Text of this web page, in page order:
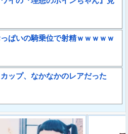
っぱいの騎乗位で射精ｗｗｗｗｗ
カップ、なかなかのレアだった